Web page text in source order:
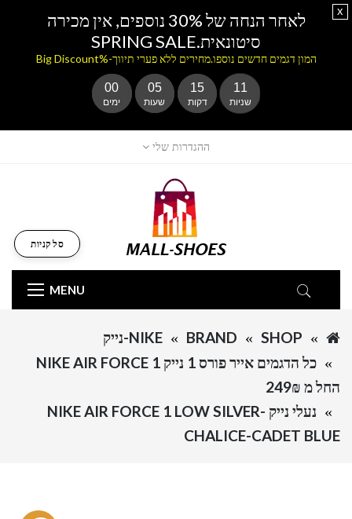
ההגדרות שלי
MENU
סל קניות
SHOP
BRAND
NIKE-נייק
כל הדגמים אייר פורס 1 נייק NIKE AIR FORCE 1
החל מ 249₪
נעלי נייק -NIKE AIR FORCE 1 LOW SILVER
CHALICE-CADET BLUE
לאחר הנחה של 30% נוספים, אין מכירה
סיטונאית.SPRING SALE
המון דגמים חדשים נוספו.מחירים ללא פערי תיווך-%Big Discount
00
ימים
05
שעות
15
דקות
11
שניות
x